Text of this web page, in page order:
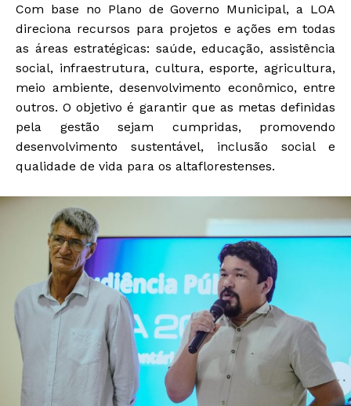
Com base no Plano de Governo Municipal, a LOA
direciona recursos para projetos e ações em todas
as áreas estratégicas: saúde, educação, assistência
social, infraestrutura, cultura, esporte, agricultura,
meio ambiente, desenvolvimento econômico, entre
outros. O objetivo é garantir que as metas definidas
pela gestão sejam cumpridas, promovendo
desenvolvimento sustentável, inclusão social e
qualidade de vida para os altaflorestenses.